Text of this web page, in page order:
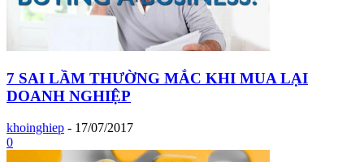
7 SAI LẦM THƯỜNG MẮC KHI MUA LẠI
DOANH NGHIỆP
khoinghiep - 17/07/2017
0